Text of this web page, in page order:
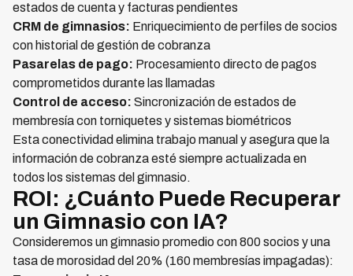
estados de cuenta y facturas pendientes
CRM de gimnasios: Enriquecimiento de perfiles de socios
con historial de gestión de cobranza
Pasarelas de pago: Procesamiento directo de pagos
comprometidos durante las llamadas
Control de acceso: Sincronización de estados de
membresía con torniquetes y sistemas biométricos
Esta conectividad elimina trabajo manual y asegura que la
información de cobranza esté siempre actualizada en
todos los sistemas del gimnasio.
ROI: ¿Cuánto Puede Recuperar
un Gimnasio con IA?
Consideremos un gimnasio promedio con 800 socios y una
tasa de morosidad del 20% (160 membresías impagadas):